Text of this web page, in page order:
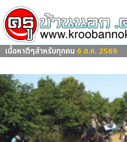
เนื้อหาดีๆสำหรับทุกคน 6 ส.ค. 2569